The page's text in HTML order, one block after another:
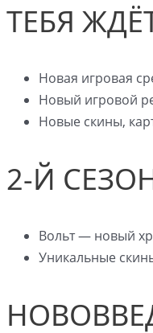
ТЕБЯ
Новая игровая
Новый игровой
Новые скины,
2-Й СЕЗОН
Вольт — новый
Уникальные